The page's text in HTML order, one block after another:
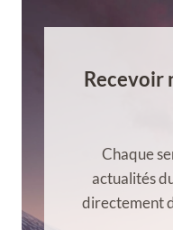
Recevoir
Chaque
actualités
directement